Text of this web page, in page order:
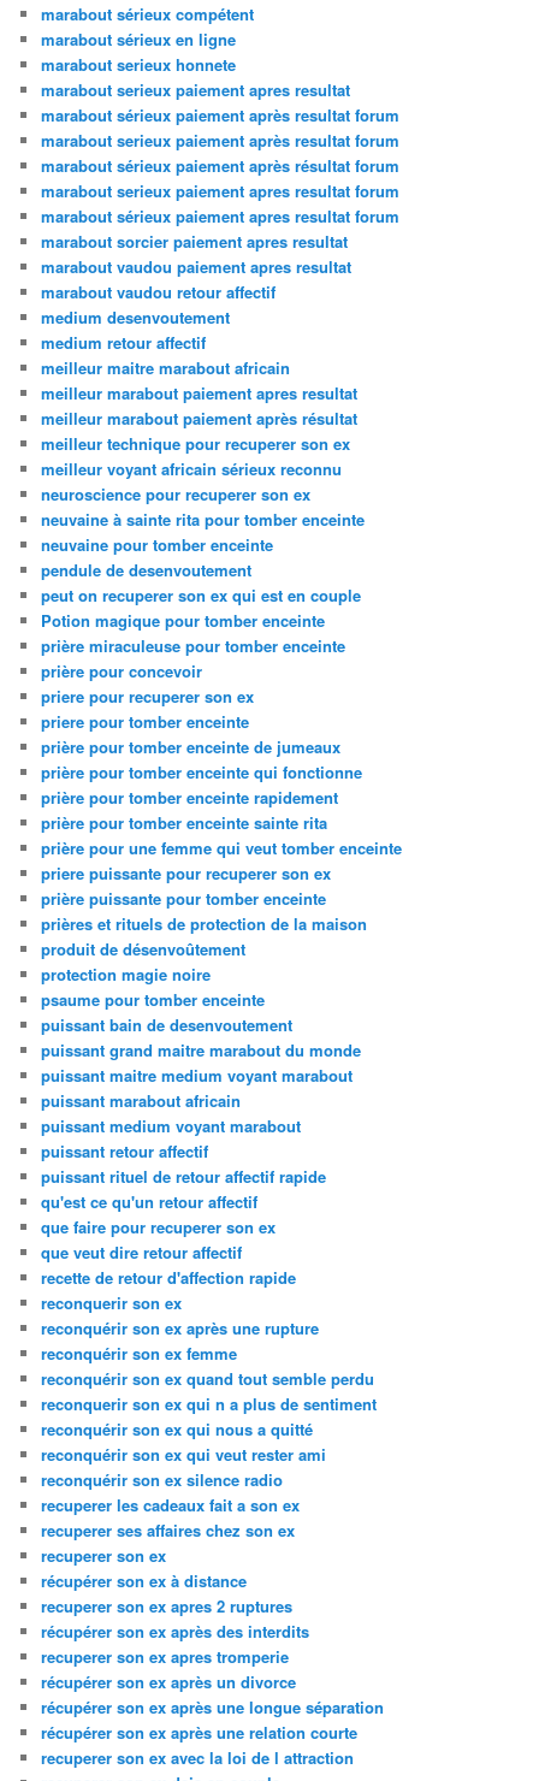
marabout sérieux compétent
marabout sérieux en ligne
marabout serieux honnete
marabout serieux paiement apres resultat
marabout sérieux paiement après resultat forum
marabout serieux paiement après resultat forum
marabout sérieux paiement après résultat forum
marabout serieux paiement apres resultat forum
marabout sérieux paiement apres resultat forum
marabout sorcier paiement apres resultat
marabout vaudou paiement apres resultat
marabout vaudou retour affectif
medium desenvoutement
medium retour affectif
meilleur maitre marabout africain
meilleur marabout paiement apres resultat
meilleur marabout paiement après résultat
meilleur technique pour recuperer son ex
meilleur voyant africain sérieux reconnu
neuroscience pour recuperer son ex
neuvaine à sainte rita pour tomber enceinte
neuvaine pour tomber enceinte
pendule de desenvoutement
peut on recuperer son ex qui est en couple
Potion magique pour tomber enceinte
prière miraculeuse pour tomber enceinte
prière pour concevoir
priere pour recuperer son ex
priere pour tomber enceinte
prière pour tomber enceinte de jumeaux
prière pour tomber enceinte qui fonctionne
prière pour tomber enceinte rapidement
prière pour tomber enceinte sainte rita
prière pour une femme qui veut tomber enceinte
priere puissante pour recuperer son ex
prière puissante pour tomber enceinte
prières et rituels de protection de la maison
produit de désenvoûtement
protection magie noire
psaume pour tomber enceinte
puissant bain de desenvoutement
puissant grand maitre marabout du monde
puissant maitre medium voyant marabout
puissant marabout africain
puissant medium voyant marabout
puissant retour affectif
puissant rituel de retour affectif rapide
qu'est ce qu'un retour affectif
que faire pour recuperer son ex
que veut dire retour affectif
recette de retour d'affection rapide
reconquerir son ex
reconquérir son ex après une rupture
reconquérir son ex femme
reconquérir son ex quand tout semble perdu
reconquerir son ex qui n a plus de sentiment
reconquérir son ex qui nous a quitté
reconquérir son ex qui veut rester ami
reconquérir son ex silence radio
recuperer les cadeaux fait a son ex
recuperer ses affaires chez son ex
recuperer son ex
récupérer son ex à distance
recuperer son ex apres 2 ruptures
récupérer son ex après des interdits
recuperer son ex apres tromperie
récupérer son ex après un divorce
récupérer son ex après une longue séparation
récupérer son ex après une relation courte
recuperer son ex avec la loi de l attraction